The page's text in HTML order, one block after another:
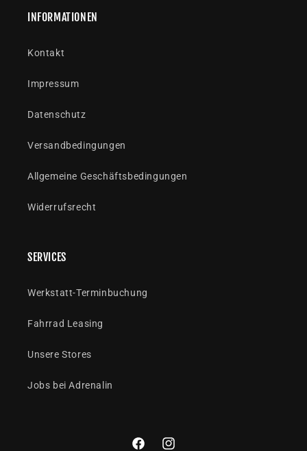
INFORMATIONEN
Kontakt
Impressum
Datenschutz
Versandbedingungen
Allgemeine Geschäftsbedingungen
Widerrufsrecht
SERVICES
Werkstatt-Terminbuchung
Fahrrad Leasing
Unsere Stores
Jobs bei Adrenalin